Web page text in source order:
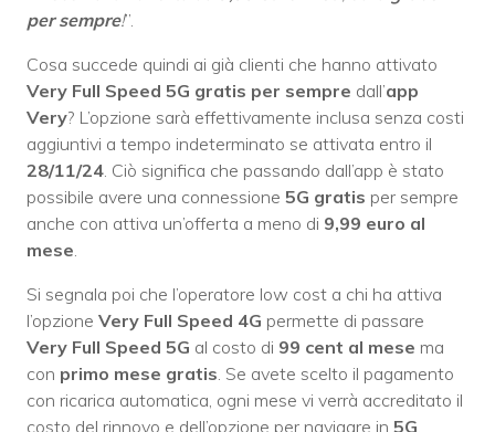
per sempre!”.
Cosa succede quindi ai già clienti che hanno attivato
Very Full Speed 5G gratis per sempre dall’app
Very? L’opzione sarà effettivamente inclusa senza costi
aggiuntivi a tempo indeterminato se attivata entro il
28/11/24. Ciò significa che passando dall’app è stato
possibile avere una connessione 5G gratis per sempre
anche con attiva un’offerta a meno di 9,99 euro al
mese.
Si segnala poi che l’operatore low cost a chi ha attiva
l’opzione Very Full Speed 4G permette di passare
Very Full Speed 5G al costo di 99 cent al mese ma
con primo mese gratis. Se avete scelto il pagamento
con ricarica automatica, ogni mese vi verrà accreditato il
costo del rinnovo e dell’opzione per navigare in 5G.